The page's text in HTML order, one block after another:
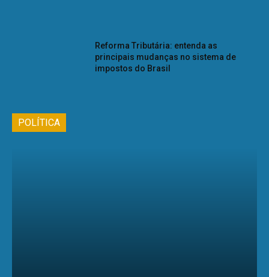
Reforma Tributária: entenda as
principais mudanças no sistema de
impostos do Brasil
POLÍTICA